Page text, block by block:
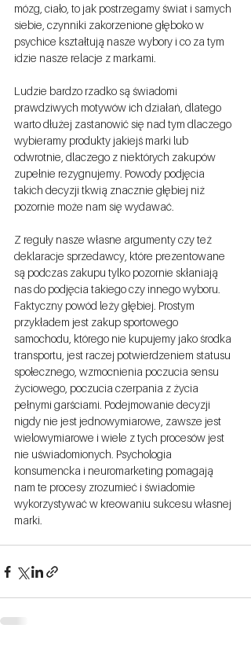
mózg, ciało, to jak postrzegamy świat i samych
siebie, czynniki zakorzenione głęboko w
psychice kształtują nasze wybory i co za tym
idzie nasze relacje z markami.
Ludzie bardzo rzadko są świadomi
prawdziwych motywów ich działań, dlatego
warto dłużej zastanowić się nad tym dlaczego
wybieramy produkty jakiejś marki lub
odwrotnie, dlaczego z niektórych zakupów
zupełnie rezygnujemy. Powody podjęcia
takich decyzji tkwią znacznie głębiej niż
pozornie może nam się wydawać.
Z reguły nasze własne argumenty czy też
deklaracje sprzedawcy, które prezentowane
są podczas zakupu tylko pozornie skłaniają
nas do podjęcia takiego czy innego wyboru.
Faktyczny powód leży głębiej. Prostym
przykładem jest zakup sportowego
samochodu, którego nie kupujemy jako środka
transportu, jest raczej potwierdzeniem statusu
społecznego, wzmocnienia poczucia sensu
życiowego, poczucia czerpania z życia
pełnymi garściami. Podejmowanie decyzji
nigdy nie jest jednowymiarowe, zawsze jest
wielowymiarowe i wiele z tych procesów jest
nie uświadomionych. Psychologia
konsumencka i neuromarketing pomagają
nam te procesy zrozumieć i świadomie
wykorzystywać w kreowaniu sukcesu własnej
marki.